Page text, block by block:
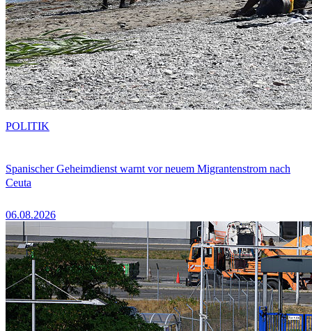
Spanischer Geheimdienst warnt vor neuem Migrantenstrom nach
Ceuta
06.08.2026
POLITIK